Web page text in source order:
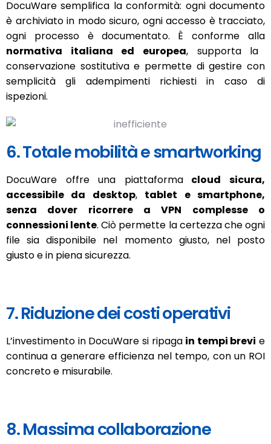
DocuWare semplifica la conformità: ogni documento
è archiviato in modo sicuro, ogni accesso è tracciato,
ogni processo è documentato. È conforme alla
normativa italiana ed europea, supporta la
conservazione sostitutiva e permette di gestire con
semplicità gli adempimenti richiesti in caso di
ispezioni.
6. Totale mobilità e smartworking
DocuWare offre una piattaformacloud sicura,
accessibile da desktop, tablet e smartphone,
senza dover ricorrere a VPN complesse o
connessioni lente. Ciò permette la certezza che ogni
file sia disponibile nel momento giusto, nel posto
giusto e in piena sicurezza.
7. Riduzione dei costi operativi
L’investimento in DocuWare si ripaga in tempi brevi e
continua a generare efficienza nel tempo, con un ROI
concreto e misurabile.
8. Massima collaborazione